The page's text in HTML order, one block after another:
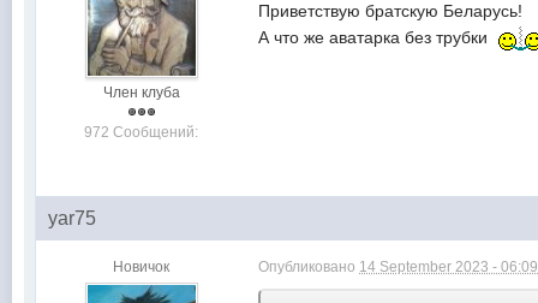
Член клуба
972 Сообщений:
Приветствую братскую Беларусь!
А что же аватарка без трубки
yar75
Новичок Опубликовано 14 September 2023 - 06:09